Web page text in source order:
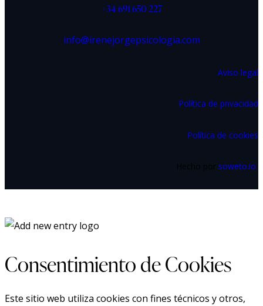
+34 691 650 227
info@irenejorgepsicologia.com
Aviso legal
Política de privacidad
Política de cookies
Hecho por soweto.io
Consentimiento de Cookies
Este sitio web utiliza cookies con fines técnicos y otros,